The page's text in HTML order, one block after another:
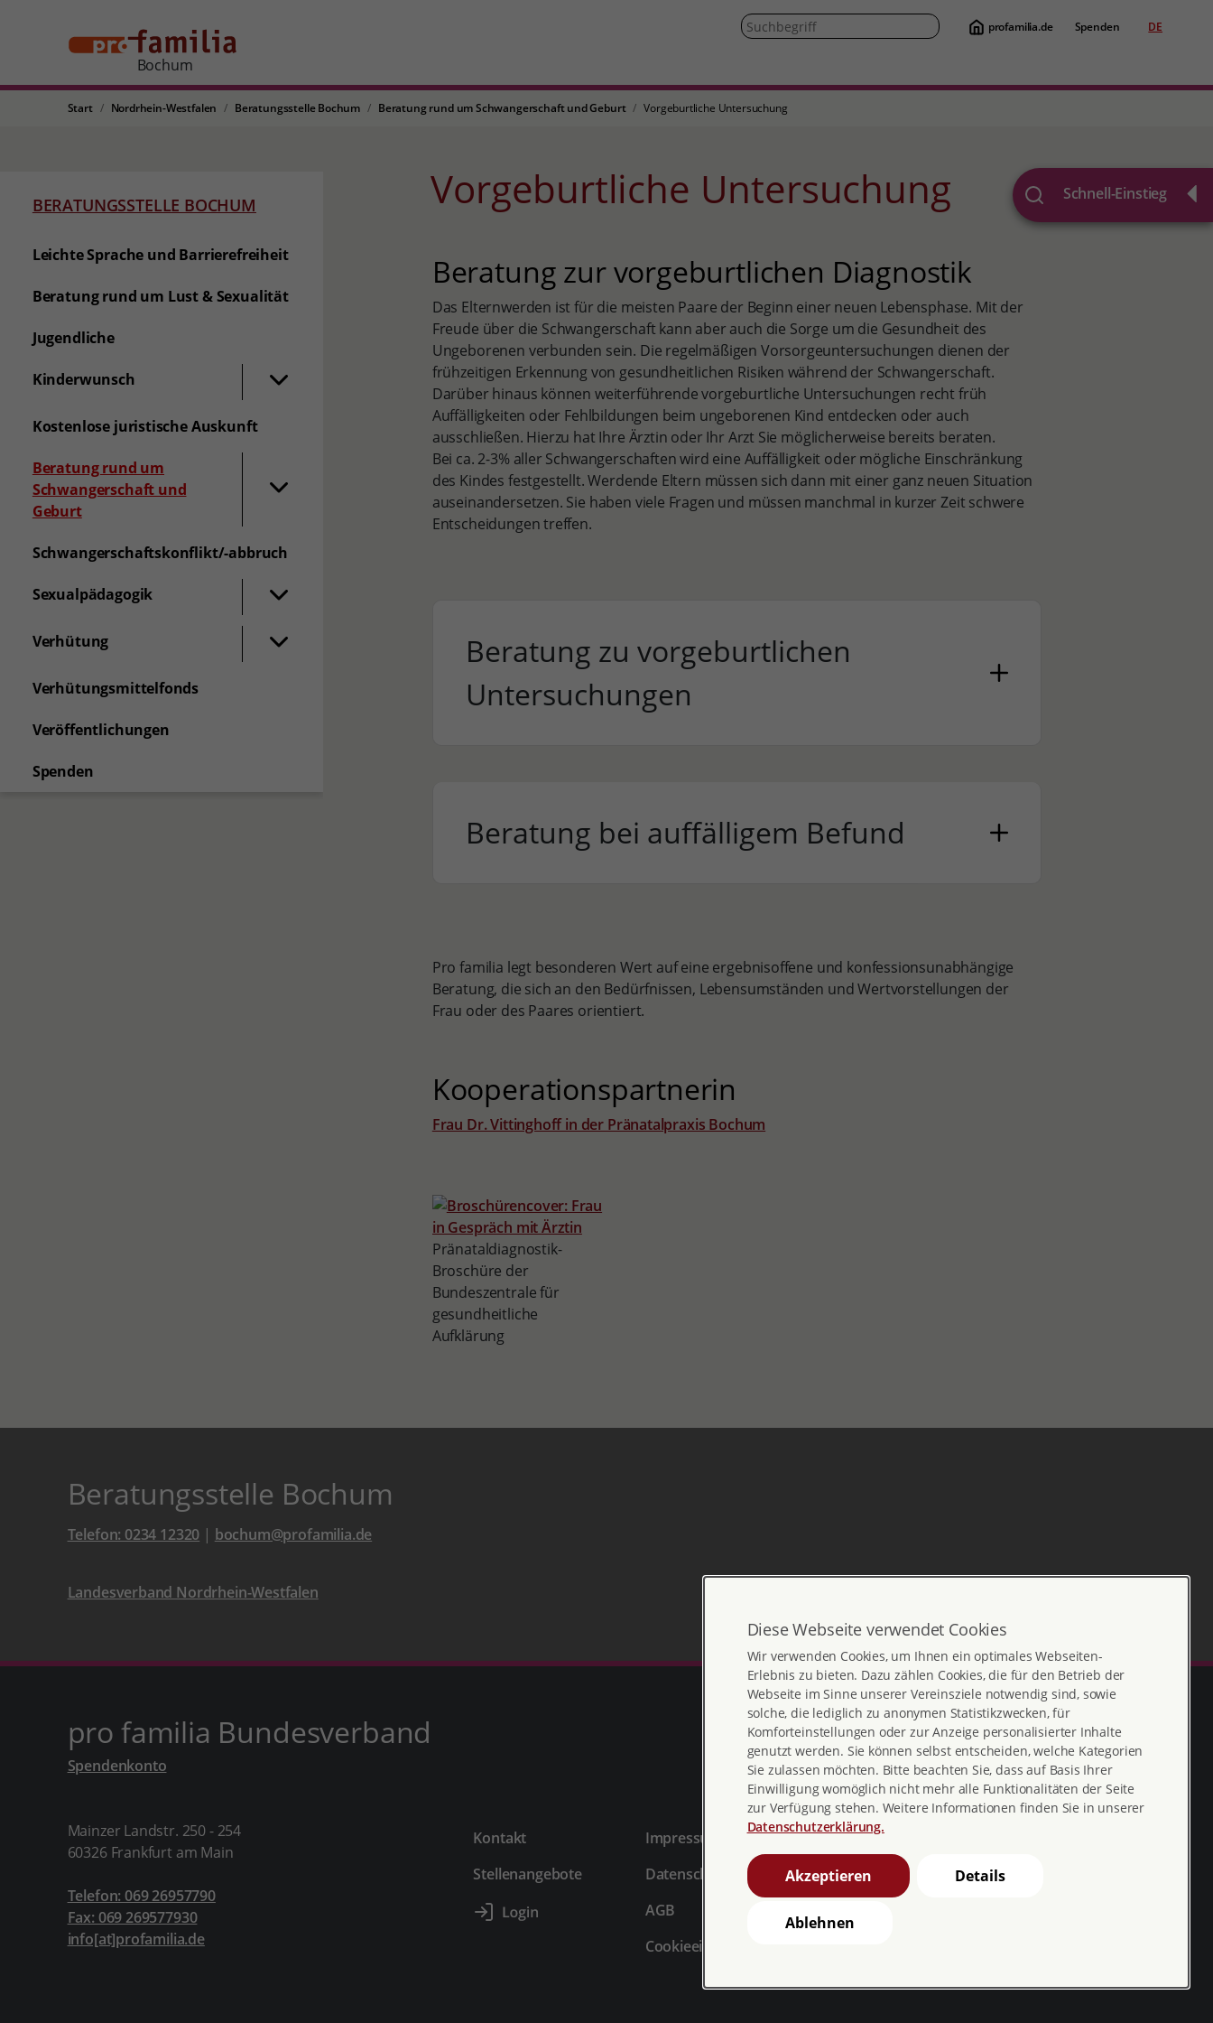
Bochum
profamilia.de Spenden DE
Start Nordrhein-Westfalen Beratungsstelle Bochum Beratung rund um Schwangerschaft und Geburt Vorgeburtliche Untersuchung
Schnell-Einstieg
BERATUNGSSTELLE BOCHUM
Leichte Sprache und Barrierefreiheit
Beratung rund um Lust & Sexualität
Jugendliche
Kinderwunsch
Kostenlose juristische Auskunft
Beratung rund um
Schwangerschaft und
Geburt
Schwangerschaftskonflikt/-abbruch
Sexualpädagogik
Verhütung
Verhütungsmittelfonds
Veröffentlichungen
Spenden
Vorgeburtliche Untersuchung
Beratung zur vorgeburtlichen Diagnostik
Das Elternwerden ist für die meisten Paare der Beginn einer neuen Lebensphase. Mit der
Freude über die Schwangerschaft kann aber auch die Sorge um die Gesundheit des
Ungeborenen verbunden sein. Die regelmäßigen Vorsorgeuntersuchungen dienen der
frühzeitigen Erkennung von gesundheitlichen Risiken während der Schwangerschaft.
Darüber hinaus können weiterführende vorgeburtliche Untersuchungen recht früh
Auffälligkeiten oder Fehlbildungen beim ungeborenen Kind entdecken oder auch
ausschließen. Hierzu hat Ihre Ärztin oder Ihr Arzt Sie möglicherweise bereits beraten.
Bei ca. 2-3% aller Schwangerschaften wird eine Auffälligkeit oder mögliche Einschränkung
des Kindes festgestellt. Werdende Eltern müssen sich dann mit einer ganz neuen Situation
auseinandersetzen. Sie haben viele Fragen und müssen manchmal in kurzer Zeit schwere
Entscheidungen treffen.
Beratung zu vorgeburtlichen
Untersuchungen
Beratung bei auffälligem Befund
Pro familia legt besonderen Wert auf eine ergebnisoffene und konfessionsunabhängige
Beratung, die sich an den Bedürfnissen, Lebensumständen und Wertvorstellungen der
Frau oder des Paares orientiert.
Kooperationspartnerin
Frau Dr. Vittinghoff in der Pränatalpraxis Bochum
Pränataldiagnostik-
Broschüre der
Bundeszentrale für
gesundheitliche
Aufklärung
Beratungsstelle Bochum
Telefon: 0234 12320 | bochum@profamilia.de
Landesverband Nordrhein-Westfalen
pro familia Bundesverband
Spendenkonto
Mainzer Landstr. 250 - 254
60326 Frankfurt am Main
Telefon: 069 26957790
Fax: 069 269577930
info[at]profamilia.de
Kontakt
Stellenangebote
Impressum
Datenschutz
AGB
Cookieeinstellungen
Erklärung zur
Barrierefreiheit
Barriere melden
Diese Webseite verwendet Cookies
Wir verwenden Cookies, um Ihnen ein optimales Webseiten-
Erlebnis zu bieten. Dazu zählen Cookies, die für den Betrieb der
Webseite im Sinne unserer Vereinsziele notwendig sind, sowie
solche, die lediglich zu anonymen Statistikzwecken, für
Komforteinstellungen oder zur Anzeige personalisierter Inhalte
genutzt werden. Sie können selbst entscheiden, welche Kategorien
Sie zulassen möchten. Bitte beachten Sie, dass auf Basis Ihrer
Einwilligung womöglich nicht mehr alle Funktionalitäten der Seite
zur Verfügung stehen. Weitere Informationen finden Sie in unserer
Datenschutzerklärung.
Akzeptieren Details
Ablehnen